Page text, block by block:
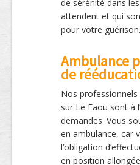
de sérénité dans
attendent et qui
pour votre guérison.
Ambulance
de
Nos professionnels
sur Le Faou sont à
demandes. Vous
en ambulance, car
l’obligation
en position